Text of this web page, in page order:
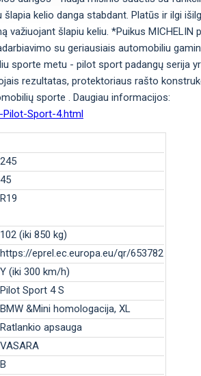
kelio danga stabdant. Platūs ir ilgi
važiuojant šlapiu keliu. *Puikus MICHELIN
su geriausiais automobiliu
sporte metu - pilot sport padangų serija
rezultatas, protektoriaus rašto
sporte . Daugiau informacijos:
Sport-4.html
245
45
R19
102 (iki 850 kg)
https://eprel.ec.europa.eu/qr/653782
Y (iki 300 km/h)
Pilot Sport 4 S
BMW &Mini homologacija, XL
Ratlankio apsauga
VASARA
B